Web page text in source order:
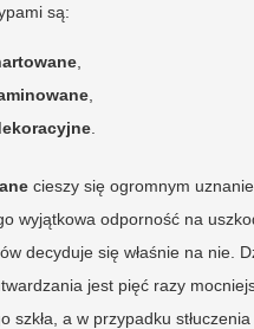
są:
cieszy się ogromnym
wyjątkowa odporność na
decyduje się właśnie na nie.
jest pięć razy
szkła, a w przypadku